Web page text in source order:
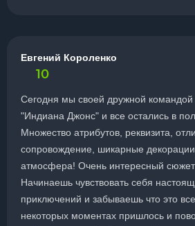
Евгений Короленко
10
Сегодня мы своей дружной командой
"Индиана Джонс" и все остались в
Множество атрибутов, реквизита,
сопровождение, шикарные
атмосфера! Очень интересный сюжет
Начинаешь чувствовать себя
приключений и забываешь что это
некоторых моментах пришлось и